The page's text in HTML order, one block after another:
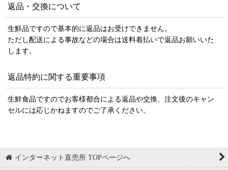
返品・交換について
生鮮品ですので基本的に返品はお受けできません。
ただし配送による事故などの場合は送料着払いで返品お願いいた
します。
返品特約に関する重要事項
生鮮食品ですのでお客様都合による返品や交換、注文後のキャン
セルには応じかねますのでご了承ください。
インターネット直売所 TOPページへ